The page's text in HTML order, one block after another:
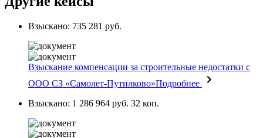
Взыскано: 735 281 руб.
Взыскание компенсации за строительные недостатки с
ООО СЗ «Самолет-Путилково»Подробнее
Взыскано: 1 286 964 руб. 32 коп.